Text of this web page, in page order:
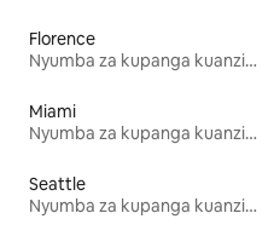
Florence
Nyumba za kupanga kuanzia mwezi mmoja
Miami
Nyumba za kupanga kuanzia mwezi mmoja
Seattle
Nyumba za kupanga kuanzia mwezi mmoja